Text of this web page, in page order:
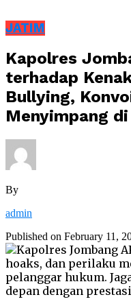
JATIM
Kapolres
terhadap
Bullying,
Menyimpang
By
admin
Published on February 11,